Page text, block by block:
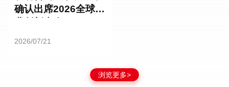
确认出席2026全球商
2026/07/21
浏览更多>